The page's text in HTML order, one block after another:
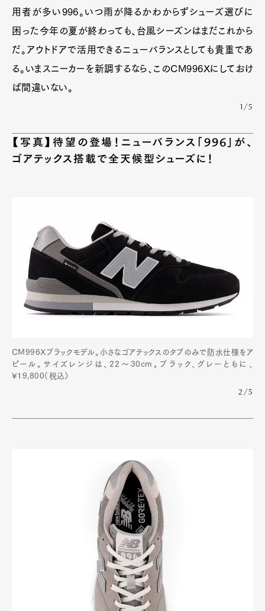
用者が多い996。いつ雨が降るかわからずシューズ選びに
困った今年の夏が終わっても、台風シーズンはまだこれから
だ。アウトドアで活用できるニューバランスとしても貴重であ
る。いまスニーカーを新調するなら、このCM996Xにしておけ
ば間違いない。
1/5
【写真】待望の登場！ニューバランス「996」が、
ゴアテックス搭載で全天候型シューズに！
CM996Xブラックモデル。小さなゴアテックスのタブのみで防水仕様をア
ピール。サイズレンジは、22〜30cm。ブラック、グレーともに、
¥19,800（税込）
2/5